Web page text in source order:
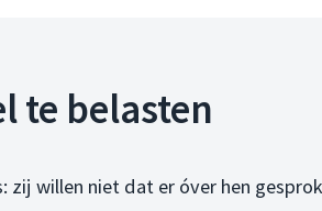
te belasten
willen niet dat er óver hen